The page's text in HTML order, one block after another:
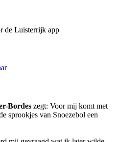
de Luisterrijk app
Bordes zegt: Voor mij komt met
sprookjes van Snoezebol een